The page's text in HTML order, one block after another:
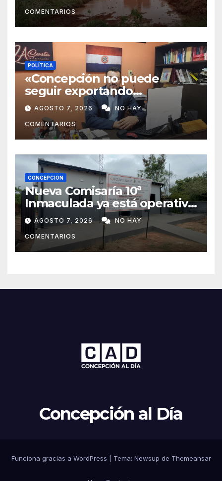
COMENTARIOS
POLÍTICA
«Concepción no puede
seguir exportando
juventud»: Lelly Javier Acosta
Silva propone transformar la
ciudad en un polo de
atracción de inversiones
AGOSTO 7, 2026 NO HAY
COMENTARIOS
CONCEPCIÓN
Nueva Comisaría 10ª
Inmaculada ya está operativa
tras mudanza de agentes
policiales
AGOSTO 7, 2026 NO HAY
COMENTARIOS
Concepción al Día
Funciona gracias a WordPress Tema: Newsup de Themeansar